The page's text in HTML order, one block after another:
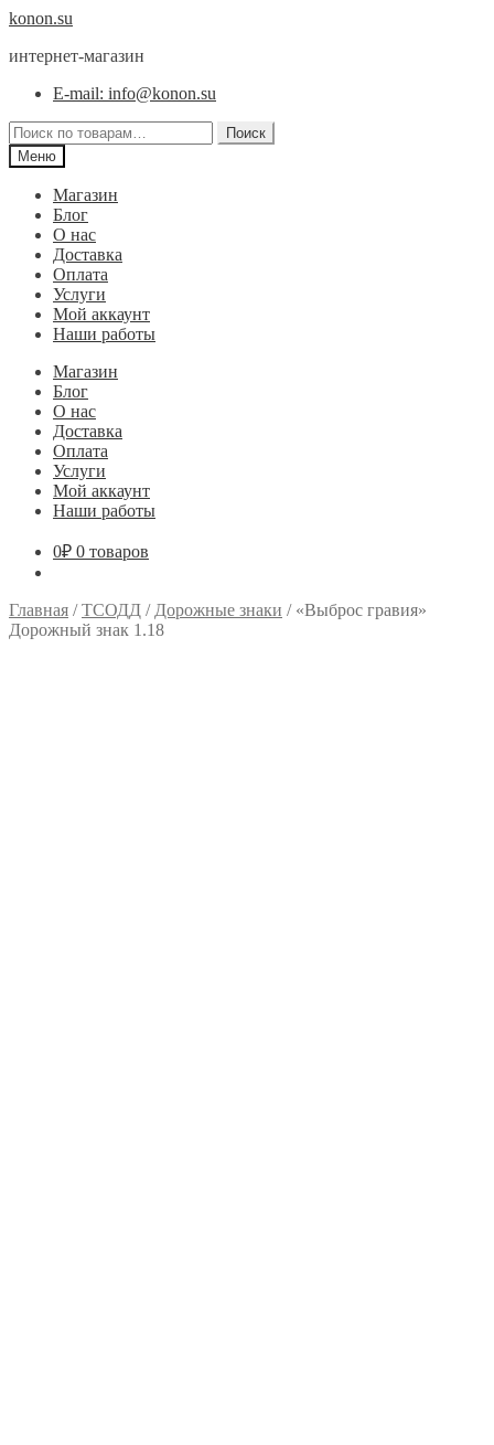
Перейти
навигации
Перейти
содержимому
konon.su
интернет-магазин
E-mail: info@konon.su
Искать:
Поиск
Меню
Магазин
Блог
О нас
Доставка
Оплата
Услуги
Мой аккаунт
Наши работы
Магазин
Блог
О нас
Доставка
Оплата
Услуги
Мой аккаунт
Наши работы
0₽ 0 товаров
Главная /ТСОДД / Дорожные знаки / «Выброс гравия»
Дорожный знак 1.18